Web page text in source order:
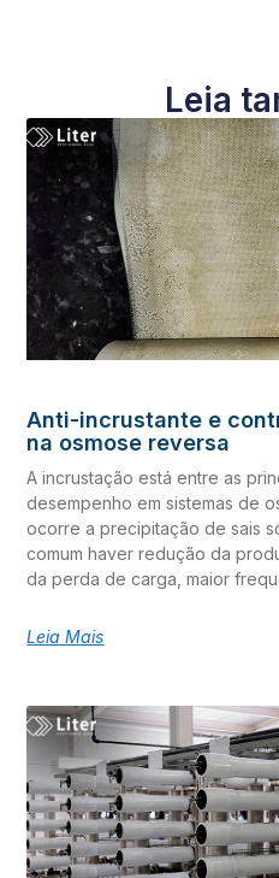
Leia
Anti-incrustante e
na osmose reversa
A incrustação está entre as
desempenho em sistemas de
ocorre a precipitação de sais
comum haver redução da
da perda de carga, maior
sistemas de osmose reversa é
operação. No entanto, seu
estratégia integrada, que
alimentação, a dosagem
monitoramento contínuo e a
artigo, você vai entender como
fatores influenciam sua
incrustação depende de uma
Leia Mais